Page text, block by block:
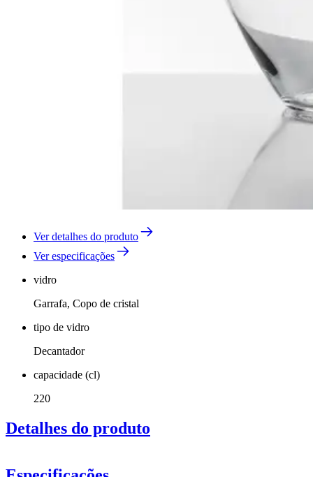
Ver detalhes do produto
Ver especificações
vidro
Garrafa, Copo de cristal
tipo de vidro
Decantador
capacidade (cl)
220
Detalhes do produto